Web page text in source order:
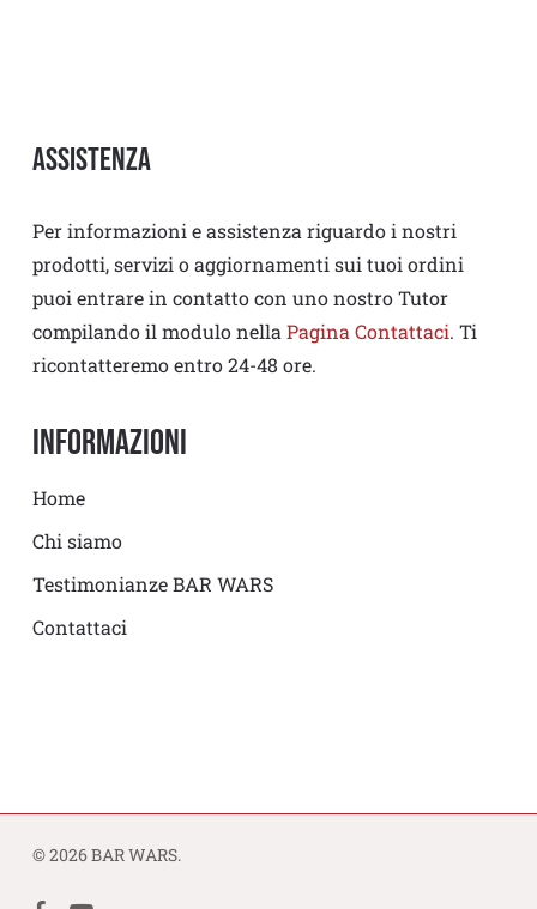
Assistenza
Per informazioni e assistenza riguardo i nostri
prodotti, servizi o aggiornamenti sui tuoi ordini
puoi entrare in contatto con uno nostro Tutor
compilando il modulo nella Pagina Contattaci. Ti
ricontatteremo entro 24-48 ore.
Informazioni
Home
Chi siamo
Testimonianze BAR WARS
Contattaci
© 2026 BAR WARS.